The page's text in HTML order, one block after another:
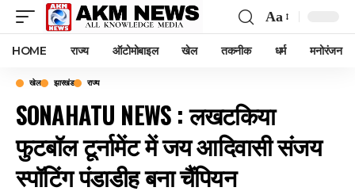
Font
Aa
HOME राज्य ऑटोमोबाइल खेल तकनीक धर्म मनोरंजन
खेल झारखंड राज्य
SONAHATU NEWS : लखटकिया
फुटबॉल टूर्नामेंट में जय आदिवासी संजय
स्पॉटिंग पंडाडीह बना चैंपियन